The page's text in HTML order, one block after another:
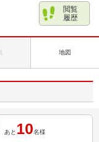
閲覧
履歴
地図
あと 10名様